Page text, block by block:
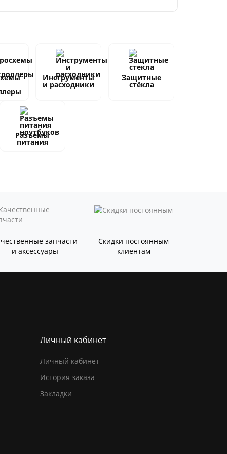
Инструменты
и расходники
Защитные
стёкла
Разъемы
питания
запчасти
и аксессуары
Скидки постоянным
клиентам
Личный кабинет
Личный кабинет
История заказа
Закладки